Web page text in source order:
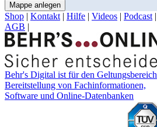
Mappe anlegen
Shop | Kontakt | Hilfe | Videos | Podcast |
AGB |
Behr's Digital ist für den Geltungsbereich
Bereitstellung von Fachinformationen,
Software und Online-Datenbanken